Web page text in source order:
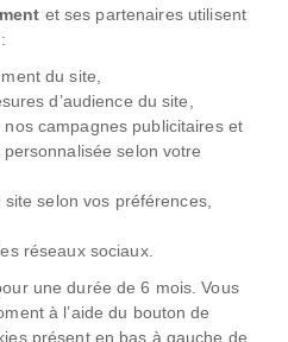
et ses partenaires utilisent
du site,
d’audience du site,
campagnes publicitaires et
selon votre
selon vos préférences,
réseaux sociaux.
une durée de 6 mois. Vous
à l’aide du bouton de
présent en bas à gauche de
0805 299 049